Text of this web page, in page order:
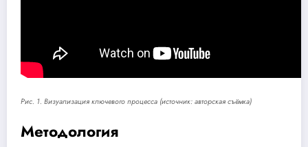
Рис. 1. Визуализация ключевого процесса (источник: авторская съёмка)
Методология